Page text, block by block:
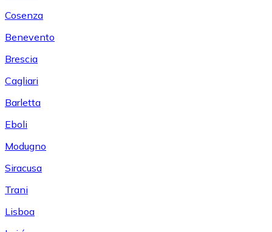
Cosenza
Benevento
Brescia
Cagliari
Barletta
Eboli
Modugno
Siracusa
Trani
Lisboa